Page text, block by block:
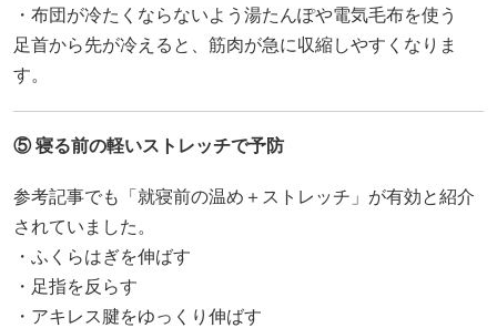
・布団が冷たくならないよう湯たんぽや電気毛布を使う
足首から先が冷えると、筋肉が急に収縮しやすくなりま
す。
⑤ 寝る前の軽いストレッチで予防
参考記事でも「就寝前の温め＋ストレッチ」が有効と紹介
されていました。
・ふくらはぎを伸ばす
・足指を反らす
・アキレス腱をゆっくり伸ばす